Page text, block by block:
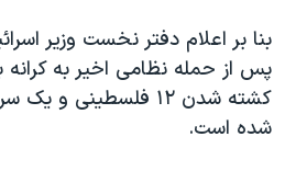
قانون شفافیت دارائی کادر رهبری ایران
اعتراضات مردمی آبان ۹۸
اسرائیل در جنگ
بنا بر اعلام دفتر نخست وزیر
پس از حمله نظامی اخیر به
کشته شدن ۱۲ فلسطینی و
شده است.